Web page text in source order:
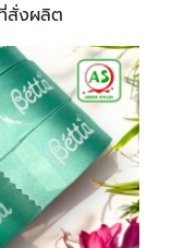
สั่งผลิต